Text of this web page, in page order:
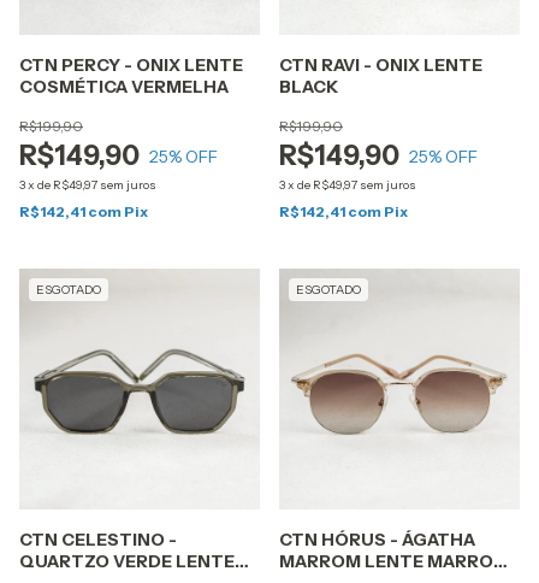
CTN PERCY - ONIX LENTE
COSMÉTICA VERMELHA
R$149,90
R$199,90
25% OFF
3x de R$49,97 sem juros
R$142,41 com Pix
CTN RAVI - ONIX LENTE
BLACK
R$149,90
R$199,90
25% OFF
3x de R$49,97 sem juros
R$142,41 com Pix
ESGOTADO
CTN CELESTINO -
QUARTZO VERDE LENTE
ESGOTADO
CTN HÓRUS - ÁGATHA
MARROM LENTE MARROM